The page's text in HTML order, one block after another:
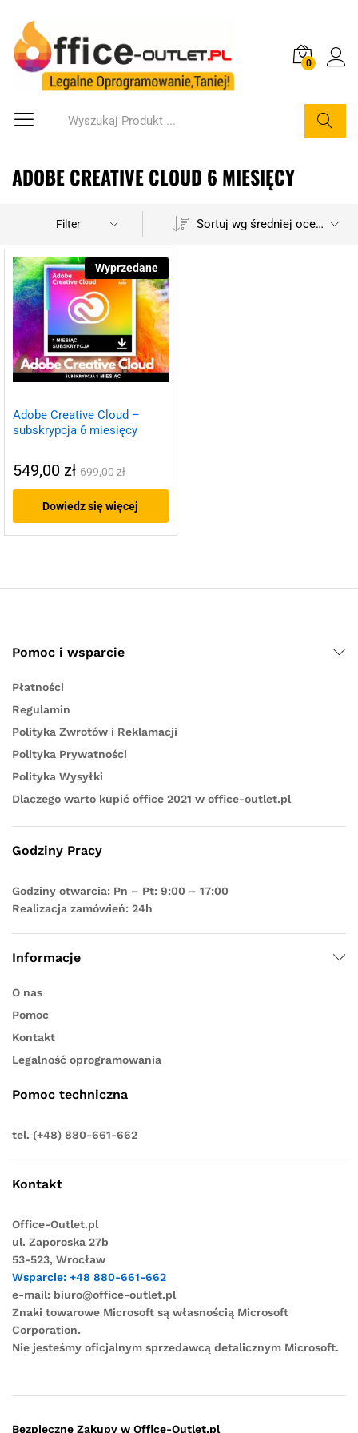
0
ADOBE CREATIVE CLOUD 6 MIESIĘCY
Filter Sortuj wg średniej oceny
Wyprzedane
Adobe Creative Cloud –
subskrypcja 6 miesięcy
549,00 zł 699,00zł
Dowiedz się więcej
Pomoc i wsparcie
Płatności
Regulamin
Polityka Zwrotów i Reklamacji
Polityka Prywatności
Polityka Wysyłki
Dlaczego warto kupić office 2021 w office-outlet.pl
Godziny Pracy
Godziny otwarcia: Pn – Pt: 9:00 – 17:00
Realizacja zamówień: 24h
Informacje
O nas
Pomoc
Kontakt
Legalność oprogramowania
Pomoc techniczna
tel. (+48) 880-661-662
Kontakt
Office-Outlet.pl
ul. Zaporoska 27b
53-523, Wrocław
Wsparcie: +48 880-661-662
e-mail: biuro@office-outlet.pl
Znaki towarowe Microsoft są własnością Microsoft
Corporation.
Nie jesteśmy oficjalnym sprzedawcą detalicznym Microsoft.
Bezpieczne Zakupy w Office-Outlet.pl